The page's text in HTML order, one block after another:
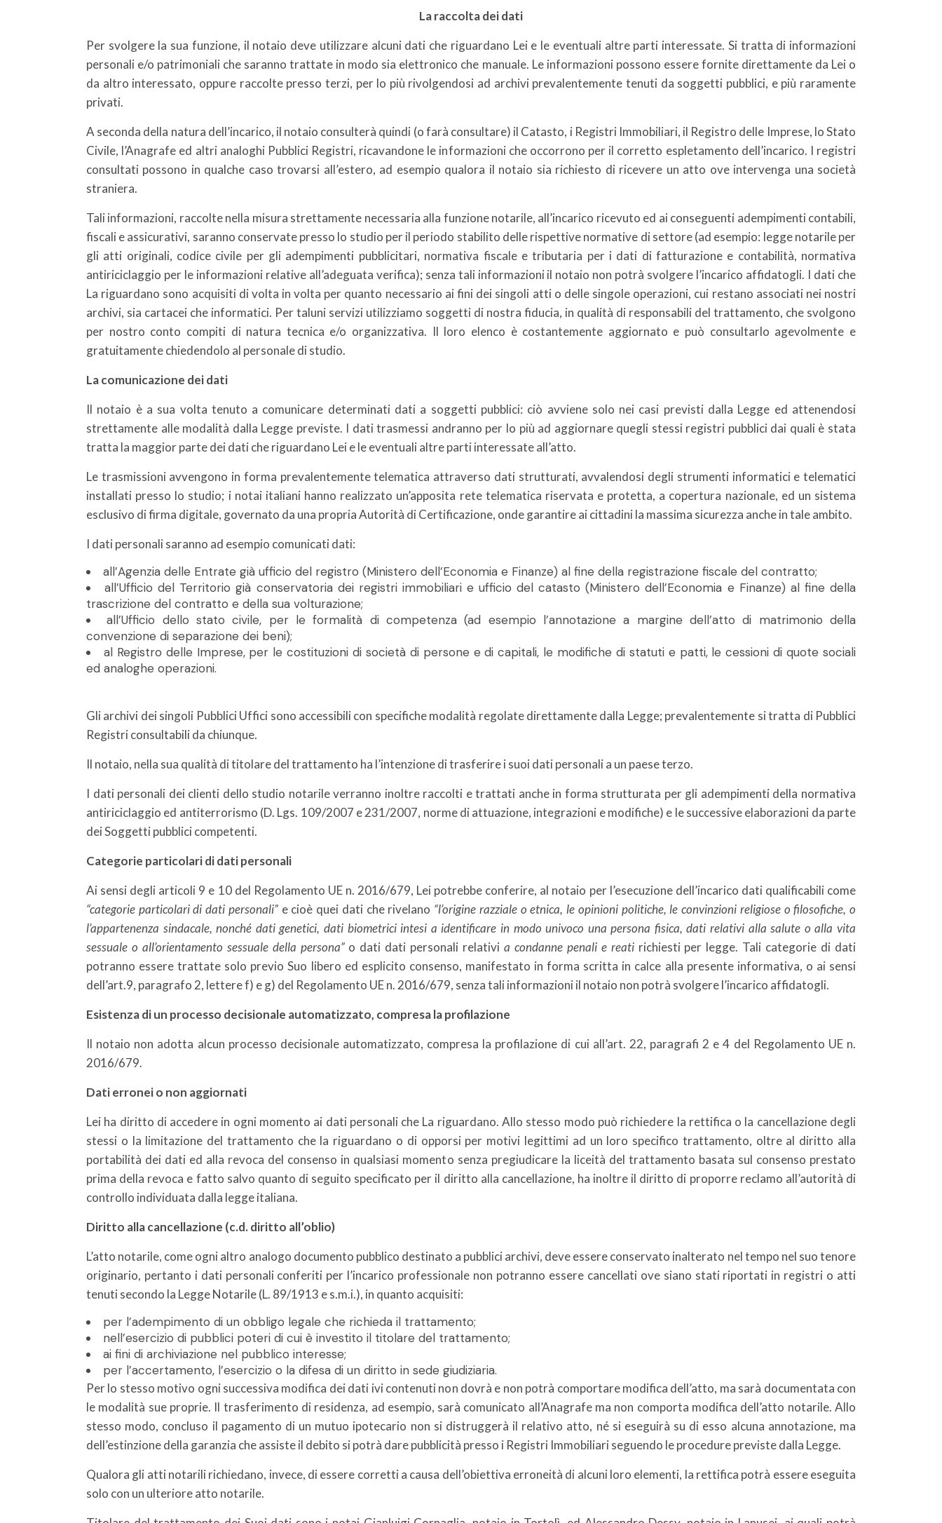
La raccolta dei dati
Per svolgere la sua funzione, il notaio deve utilizzare alcuni dati che riguardano Lei e le eventuali altre parti interessate. Si tratta di informazioni
personali e/o patrimoniali che saranno trattate in modo sia elettronico che manuale. Le informazioni possono essere fornite direttamente da Lei o
da altro interessato, oppure raccolte presso terzi, per lo più rivolgendosi ad archivi prevalentemente tenuti da soggetti pubblici, e più raramente
privati.
A seconda della natura dell’incarico, il notaio consulterà quindi (o farà consultare) il Catasto, i Registri Immobiliari, il Registro delle Imprese, lo Stato
Civile, l’Anagrafe ed altri analoghi Pubblici Registri, ricavandone le informazioni che occorrono per il corretto espletamento dell’incarico. I registri
consultati possono in qualche caso trovarsi all’estero, ad esempio qualora il notaio sia richiesto di ricevere un atto ove intervenga una società
straniera.
Tali informazioni, raccolte nella misura strettamente necessaria alla funzione notarile, all’incarico ricevuto ed ai conseguenti adempimenti contabili,
fiscali e assicurativi, saranno conservate presso lo studio per il periodo stabilito delle rispettive normative di settore (ad esempio: legge notarile per
gli atti originali, codice civile per gli adempimenti pubblicitari, normativa fiscale e tributaria per i dati di fatturazione e contabilità, normativa
antiriciclaggio per le informazioni relative all’adeguata verifica); senza tali informazioni il notaio non potrà svolgere l’incarico affidatogli. I dati che
La riguardano sono acquisiti di volta in volta per quanto necessario ai fini dei singoli atti o delle singole operazioni, cui restano associati nei nostri
archivi, sia cartacei che informatici. Per taluni servizi utilizziamo soggetti di nostra fiducia, in qualità di responsabili del trattamento, che svolgono
per nostro conto compiti di natura tecnica e/o organizzativa. Il loro elenco è costantemente aggiornato e può consultarlo agevolmente e
gratuitamente chiedendolo al personale di studio.
La comunicazione dei dati
Il notaio è a sua volta tenuto a comunicare determinati dati a soggetti pubblici: ciò avviene solo nei casi previsti dalla Legge ed attenendosi
strettamente alle modalità dalla Legge previste. I dati trasmessi andranno per lo più ad aggiornare quegli stessi registri pubblici dai quali è stata
tratta la maggior parte dei dati che riguardano Lei e le eventuali altre parti interessate all’atto.
Le trasmissioni avvengono in forma prevalentemente telematica attraverso dati strutturati, avvalendosi degli strumenti informatici e telematici
installati presso lo studio; i notai italiani hanno realizzato un’apposita rete telematica riservata e protetta, a copertura nazionale, ed un sistema
esclusivo di firma digitale, governato da una propria Autorità di Certificazione, onde garantire ai cittadini la massima sicurezza anche in tale ambito.
I dati personali saranno ad esempio comunicati dati:
all’Agenzia delle Entrate già ufficio del registro (Ministero dell’Economia e Finanze) al fine della registrazione fiscale del contratto;
all’Ufficio del Territorio già conservatoria dei registri immobiliari e ufficio del catasto (Ministero dell’Economia e Finanze) al fine della
trascrizione del contratto e della sua volturazione;
all’Ufficio dello stato civile, per le formalità di competenza (ad esempio l’annotazione a margine dell’atto di matrimonio della
convenzione di separazione dei beni);
al Registro delle Imprese, per le costituzioni di società di persone e di capitali, le modifiche di statuti e patti, le cessioni di quote sociali
ed analoghe operazioni.
Gli archivi dei singoli Pubblici Uffici sono accessibili con specifiche modalità regolate direttamente dalla Legge; prevalentemente si tratta di Pubblici
Registri consultabili da chiunque.
Il notaio, nella sua qualità di titolare del trattamento ha l’intenzione di trasferire i suoi dati personali a un paese terzo.
I dati personali dei clienti dello studio notarile verranno inoltre raccolti e trattati anche in forma strutturata per gli adempimenti della normativa
antiriciclaggio ed antiterrorismo (D. Lgs. 109/2007 e 231/2007, norme di attuazione, integrazioni e modifiche) e le successive elaborazioni da parte
dei Soggetti pubblici competenti.
Categorie particolari di dati personali
Ai sensi degli articoli 9 e 10 del Regolamento UE n. 2016/679, Lei potrebbe conferire, al notaio per l’esecuzione dell’incarico dati qualificabili come
“categorie particolari di dati personali”e cioè quei dati che rivelano “l’origine razziale o etnica, le opinioni politiche, le convinzioni religiose o filosofiche, o
l’appartenenza sindacale, nonché dati genetici, dati biometrici intesi a identificare in modo univoco una persona fisica, dati relativi alla salute o alla vita
sessuale o all’orientamento sessuale della persona” o dati dati personali relativi a condanne penali e reatirichiesti per legge. Tali categorie di dati
potranno essere trattate solo previo Suo libero ed esplicito consenso, manifestato in forma scritta in calce alla presente informativa, o ai sensi
dell’art.9, paragrafo 2, lettere f) e g) del Regolamento UE n. 2016/679, senza tali informazioni il notaio non potrà svolgere l’incarico affidatogli.
Esistenza di un processo decisionale automatizzato, compresa la profilazione
Il notaio non adotta alcun processo decisionale automatizzato, compresa la profilazione di cui all’art. 22, paragrafi 2 e 4 del Regolamento UE n.
2016/679.
Dati erronei o non aggiornati
Lei ha diritto di accedere in ogni momento ai dati personali che La riguardano. Allo stesso modo può richiedere la rettifica o la cancellazione degli
stessi o la limitazione del trattamento che la riguardano o di opporsi per motivi legittimi ad un loro specifico trattamento, oltre al diritto alla
portabilità dei dati ed alla revoca del consenso in qualsiasi momento senza pregiudicare la liceità del trattamento basata sul consenso prestato
prima della revoca e fatto salvo quanto di seguito specificato per il diritto alla cancellazione, ha inoltre il diritto di proporre reclamo all’autorità di
controllo individuata dalla legge italiana.
Diritto alla cancellazione (c.d. diritto all’oblio)
L’atto notarile, come ogni altro analogo documento pubblico destinato a pubblici archivi, deve essere conservato inalterato nel tempo nel suo tenore
originario, pertanto i dati personali conferiti per l’incarico professionale non potranno essere cancellati ove siano stati riportati in registri o atti
tenuti secondo la Legge Notarile (L. 89/1913 e s.m.i.), in quanto acquisiti:
per l’adempimento di un obbligo legale che richieda il trattamento;
nell’esercizio di pubblici poteri di cui è investito il titolare del trattamento;
ai fini di archiviazione nel pubblico interesse;
per l’accertamento, l’esercizio o la difesa di un diritto in sede giudiziaria.
Per lo stesso motivo ogni successiva modifica dei dati ivi contenuti non dovrà e non potrà comportare modifica dell’atto, ma sarà documentata con
le modalità sue proprie. Il trasferimento di residenza, ad esempio, sarà comunicato all’Anagrafe ma non comporta modifica dell’atto notarile. Allo
stesso modo, concluso il pagamento di un mutuo ipotecario non si distruggerà il relativo atto, né si eseguirà su di esso alcuna annotazione, ma
dell’estinzione della garanzia che assiste il debito si potrà dare pubblicità presso i Registri Immobiliari seguendo le procedure previste dalla Legge.
Qualora gli atti notarili richiedano, invece, di essere corretti a causa dell’obiettiva erroneità di alcuni loro elementi, la rettifica potrà essere eseguita
solo con un ulteriore atto notarile.